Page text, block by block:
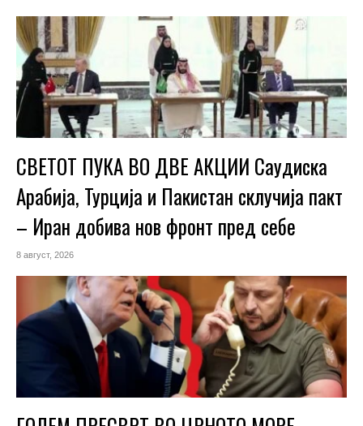
СВЕТОТ ПУКА ВО ДВЕ АКЦИИ Саудиска
Арабија, Турција и Пакистан склучија пакт
– Иран добива нов фронт пред себе
8 август, 2026